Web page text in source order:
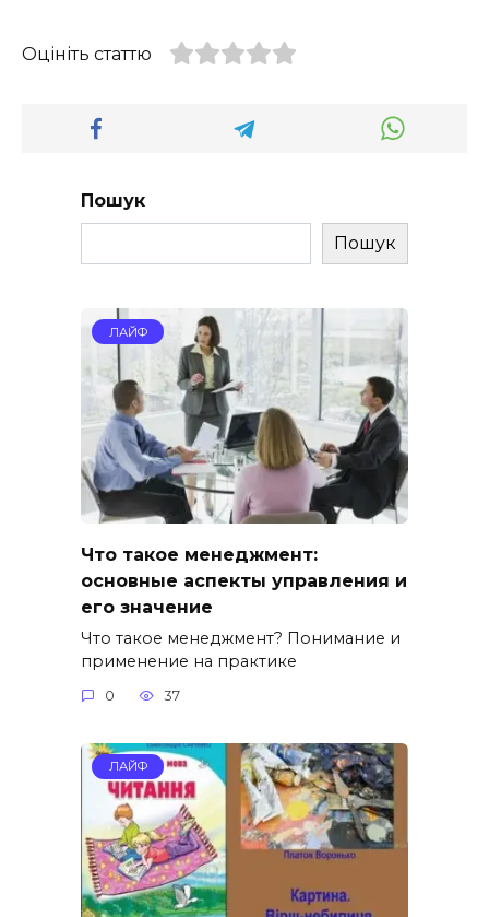
Оцініть статтю
Пошук
Пошук
ЛАЙФ
Что такое менеджмент:
основные аспекты управления и
его значение
Что такое менеджмент? Понимание и
применение на практике
0 37
ЛАЙФ